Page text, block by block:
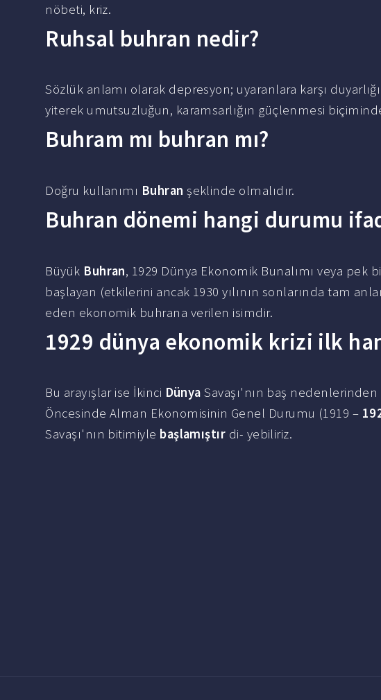
nöbeti, kriz.
Ruhsal buhran nedir?
Sözlük anlamı olarak depresyon; uyaranlara karşı
yiterek umutsuzluğun, karamsarlığın güçlenmesi
Buhram mı buhran mı?
Doğru kullanımı Buhran şeklinde olmalıdır.
Buhran dönemi hangi durumu
Büyük Buhran, 1929 Dünya Ekonomik Bunalımı veya
başlayan (etkilerini ancak 1930 yılının sonlarında tam
eden ekonomik buhrana verilen isimdir.
1929 dünya ekonomik krizi ilk
Bu arayışlar ise İkinci Dünya Savaşı'nın baş
Öncesinde Alman Ekonomisinin Genel Durumu (1919 –
Savaşı'nın bitimiyle başlamıştır di- yebiliriz.